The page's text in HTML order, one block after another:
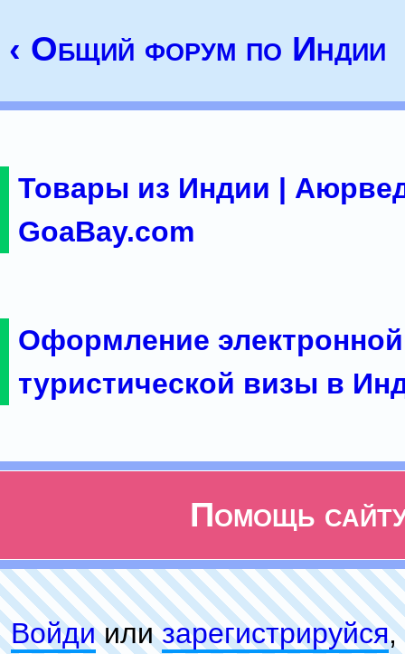
‹ Общий форум по Индии
Товары из Индии |
GoaBay.com
Оформление электронной
туристической визы в
Помощь
Войдиилизарeгиcтpируйся,